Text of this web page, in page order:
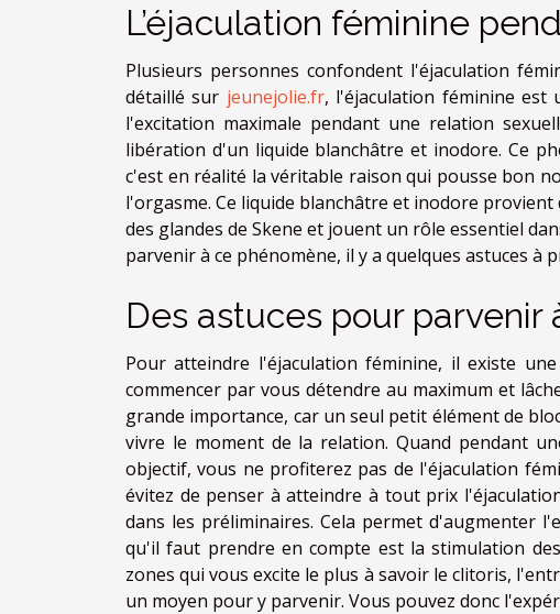
L’éjaculation féminine
Plusieurs personnes confondent l'éjaculation
détaillé sur jeunejolie.fr, l'éjaculation féminine est
l'excitation maximale pendant une relation
libération d'un liquide blanchâtre et inodore. Ce
c'est en réalité la véritable raison qui pousse bon
l'orgasme. Ce liquide blanchâtre et inodore
des glandes de Skene et jouent un rôle essentiel
parvenir à ce phénomène, il y a quelques astuces à
Des astuces pour
Pour atteindre l'éjaculation féminine, il existe
commencer par vous détendre au maximum et
grande importance, car un seul petit élément de
vivre le moment de la relation. Quand pendant
objectif, vous ne profiterez pas de l'éjaculation
évitez de penser à atteindre à tout prix
dans les préliminaires. Cela permet d'augmenter
qu'il faut prendre en compte est la stimulation
zones qui vous excite le plus à savoir le clitoris,
un moyen pour y parvenir. Vous pouvez donc